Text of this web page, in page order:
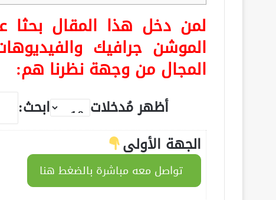
لمن دخل هذا المقال
الموشن جرافيك
المجال من وجهة نظرنا هم:
أظهر مُدخلات
ابحث:
الجهة الأولى
تواصل معه مباشرة بالضغط هنا